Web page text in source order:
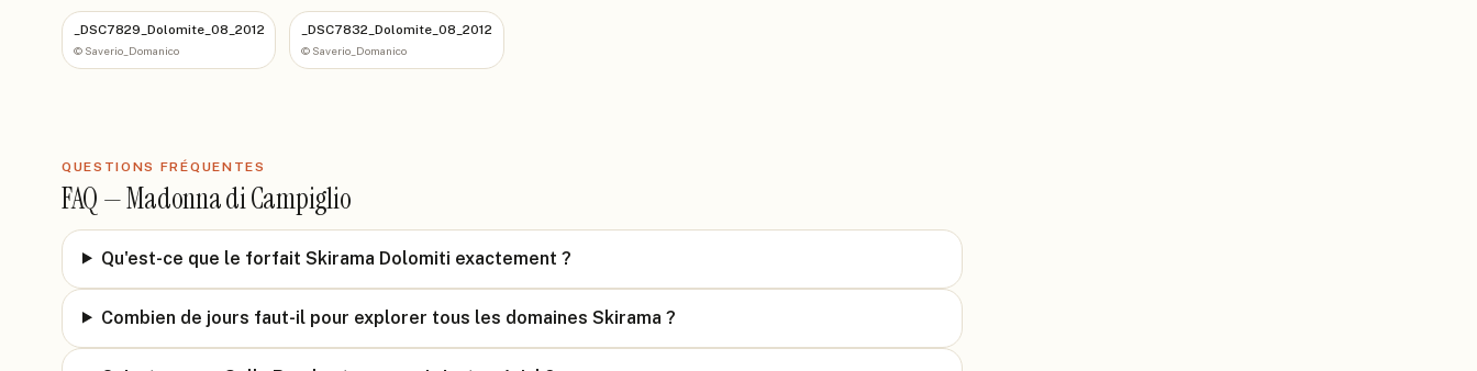
_DSC7829_Dolomite_08_2012
© Saverio_Domanico
_DSC7832_Dolomite_08_2012
© Saverio_Domanico
QUESTIONS FRÉQUENTES
FAQ —Madonna di Campiglio
Qu'est-ce que le forfait Skirama Dolomiti exactement ?
Combien de jours faut-il pour explorer tous les domaines Skirama ?